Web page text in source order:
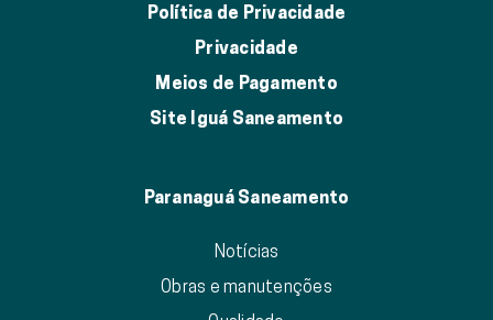
Política de Privacidade
Privacidade
Meios de Pagamento
Site Iguá Saneamento
Paranaguá Saneamento
Notícias
Obras e manutenções